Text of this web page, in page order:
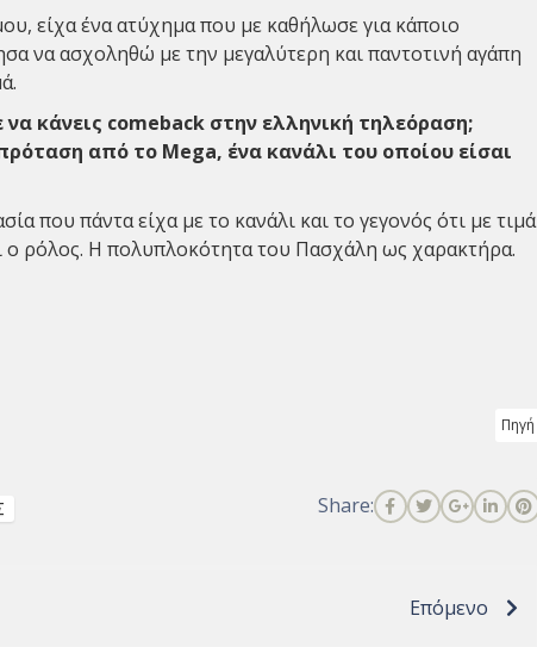
είχα ένα ατύχημα που με καθήλωσε για κάποιο
να ασχοληθώ με την μεγαλύτερη και παντοτινή αγάπη
να κάνεις comeback στην ελληνική τηλεόραση;
από το Mega, ένα κανάλι του οποίου είσαι
που πάντα είχα με το κανάλι και το γεγονός ότι με τιμά
ο ρόλος. Η πολυπλοκότητα του Πασχάλη ως χαρακτήρα.
Πηγή
Share:
Επόμενο